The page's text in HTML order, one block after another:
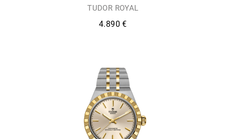
TUDOR ROYAL
4.890 €